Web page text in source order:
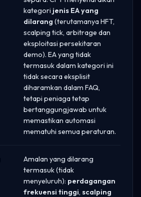
kategori jenis EA yang
dilarang (terutamanya HFT,
scalping tick, arbitrage dan
eksploitasi persekitaran
demo). EA yang tidak
termasuk dalam kategori ini
tidak secara eksplisit
diharamkan dalam FAQ,
tetapi peniaga tetap
bertanggungjawab untuk
memastikan automasi
mematuhi semua peraturan.
Amalan yang dilarang
termasuk (tidak
menyeluruh): perdagangan
frekuensi tinggi, scalping